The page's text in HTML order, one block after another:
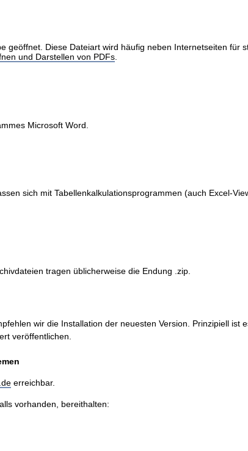
Diese Dateiart wird häufig neben Internetseiten für
und Darstellen von PDFs.
Microsoft Word.
sich mit Tabellenkalkulationsprogrammen (auch Excel-
tragen üblicherweise die Endung .zip.
wir die Installation der neuesten Version. Prinzipiell ist
veröffentlichen.
erreichbar.
vorhanden, bereithalten: